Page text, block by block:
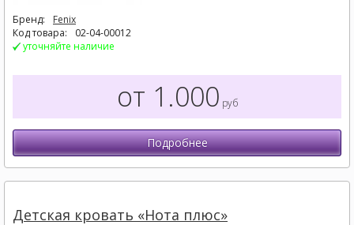
Бренд:
Fenix
Код товара:
02-04-00012
уточняйте наличие
от 1.000 руб
Подробнее
Детская кровать «Нота плюс»